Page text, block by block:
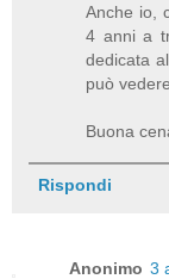
Anche io,
4 anni a
dedicata
può
Buona
Rispondi
Anonimo 3